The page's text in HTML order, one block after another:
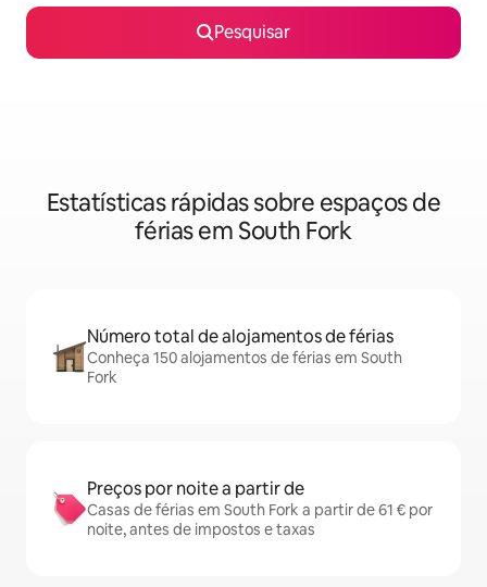
Pesquisar
Estatísticas rápidas sobre espaços de
férias em South Fork
Número total de alojamentos de férias
Conheça 150 alojamentos de férias em South
Fork
Preços por noite a partir de
Casas de férias em South Fork a partir de 61 € por
noite, antes de impostos e taxas